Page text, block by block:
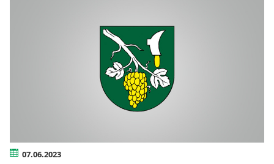
07.06.2023